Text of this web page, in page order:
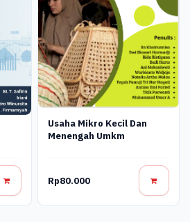
Usaha Mikro Kecil Dan
Menengah Umkm
Rp80.000